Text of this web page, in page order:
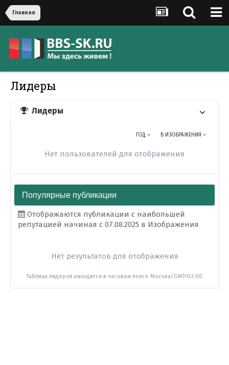
Главная
Лидеры
Лидеры
В ИЗОБРАЖЕНИЯ
ГОД
Нет пользователей для отображения
Популярные публикации
Отображаются публикации с наибольшей
репутацией начиная с 07.08.2025 в Изображения
Нет результатов для отображения
Таблица лидеров находится в часовом поясе Москва/GMT+03:00